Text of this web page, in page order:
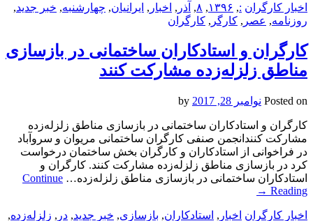
اخبار کارگران :
, ۱۳۹۶, ۸, آذر , اخبار , ایرانیان, چهارشنبه, خبر جدید,
روزنامه, عصر , کارگر , کارگران
کارگران و استادکاران ساختمانی در بازسازی
مناطق زلزله‌زده مشارکت کنند
Posted on نوامبر 28, 2017
کارگران و استادکاران ساختمانی در بازسازی مناطق زلزله‌زده
مشارکت کنندانجمن صنفی کارگران ساختمانی مریوان و سروآباد
در فراخوانی از استادکاران و کارگران بخش ساختمان درخواست
کرد در بازسازی مناطق زلزله‌زده مشارکت کنند. کارگران و
استادکاران ساختمانی در بازسازی مناطق زلزله‌زده… Continue
Reading
→
اخبار کارگران اخبار , استادکاران, بازسازی, خبر جدید, در , زلزله‌زده,